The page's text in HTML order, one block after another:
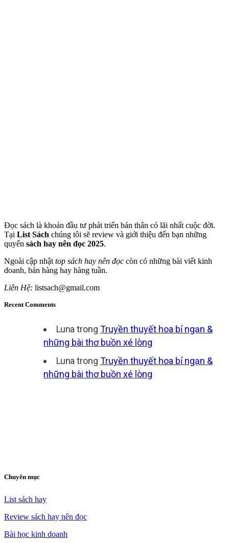
Đọc sách là khoản đầu tư phát triển bản thân có lãi nhất cuộc đời.
Tại List Sách chúng tôi sẽ review và giới thiệu đến bạn những
quyển sách hay nên đọc 2025.
Ngoài cập nhật top sách hay nên đọc còn có những bài viết kinh
doanh, bán hàng hay hàng tuần.
Liên Hệ: listsach@gmail.com
Recent Comments
Luna trong Truyền thuyết hoa bỉ ngạn &
những bài thơ buồn xé lòng
Luna trong Truyền thuyết hoa bỉ ngạn &
những bài thơ buồn xé lòng
Chuyên mục
List sách hay
Review sách hay nên đọc
Bài học kinh doanh